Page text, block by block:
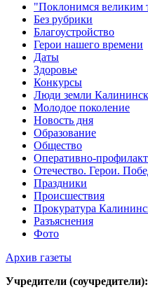
"Поклонимся великим
Без рубрики
Благоустройство
Герои нашего времени
Даты
Здоровье
Конкурсы
Люди земли
Молодое поколение
Новость дня
Образование
Общество
Оперативно-
Отечество. Герои.
Праздники
Происшествия
Прокуратура
Разъяснения
Фото
Архив газеты
Учредители (соучредители):